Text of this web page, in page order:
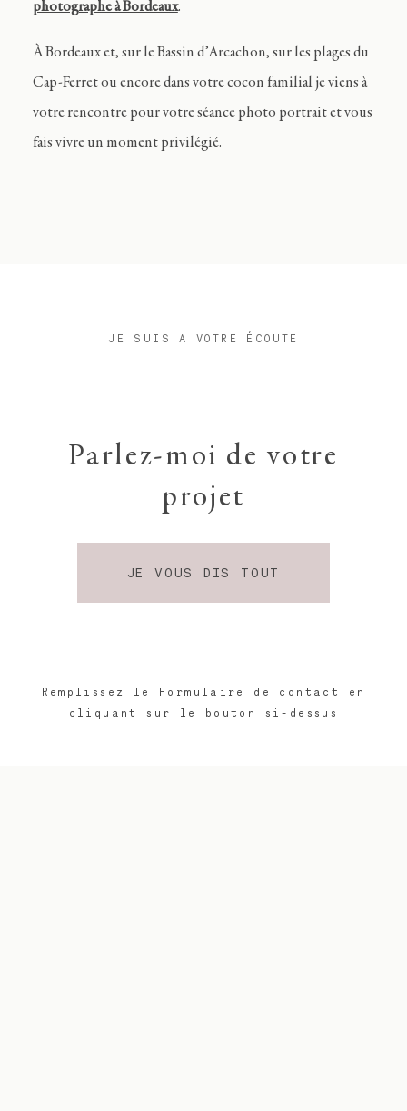
photographe à Bordeaux.
À Bordeaux et, sur le Bassin d’Arcachon, sur les plages du
Cap-Ferret ou encore dans votre cocon familial je viens à
votre rencontre pour votre séance photo portrait et vous
fais vivre un moment privilégié.
JE SUIS A VOTRE ÉCOUTE
Parlez-moi de votre
projet
JE VOUS DIS TOUT
Remplissez le Formulaire de contact en
cliquant sur le bouton si-dessus